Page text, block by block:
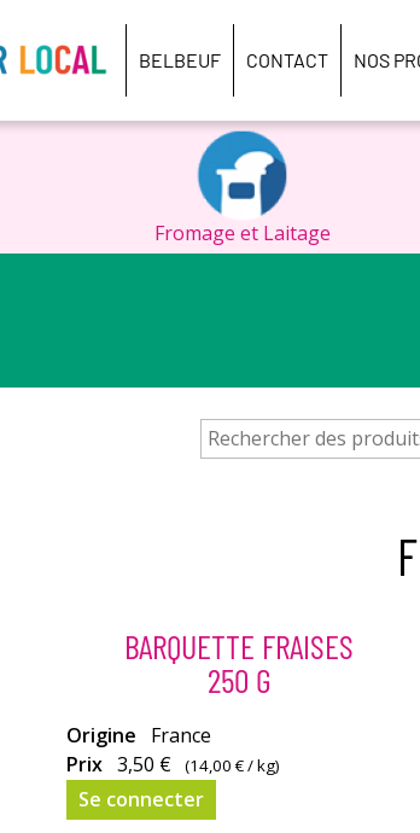
local
-
Belbeuf
BELBEUF CONTACT NOS
Fromage et Laitage
BARQUETTE FRAISES
250 G
Origine
France
Prix 3,50 € (14,00 €/ kg)
Se connecter